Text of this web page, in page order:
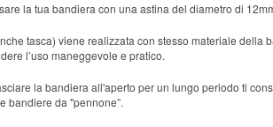
la tua bandiera con una astina del diametro di
tasca) viene realizzata con stesso materiale della
l’uso maneggevole e pratico.
la bandiera all'aperto per un lungo periodo ti
bandiere da "pennone”.